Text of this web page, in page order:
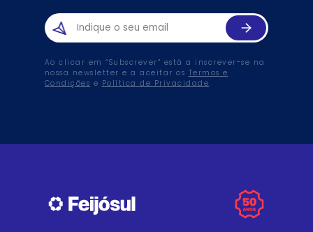
Ao clicar em “Subscrever” está a inscrever-se na
nossa newsletter e a aceitar os Termos e
Condições e Política de Privacidade.